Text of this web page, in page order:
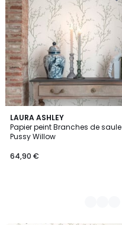
LAURA ASHLEY
Papier peint Branches de saule
Pussy Willow
64,90 €
5
Couleurs